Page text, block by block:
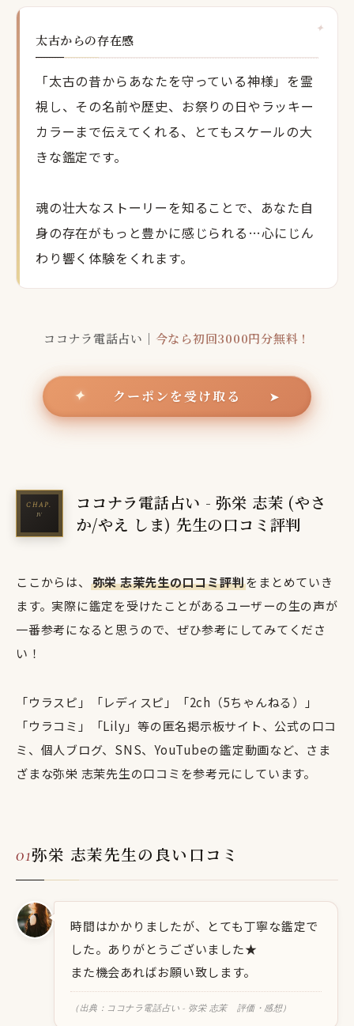
太古からの存在感
「太古の昔からあなたを守っている神様」を霊
視し、その名前や歴史、お祭りの日やラッキー
カラーまで伝えてくれる、とてもスケールの大
きな鑑定です。
魂の壮大なストーリーを知ることで、あなた自
身の存在がもっと豊かに感じられる…心にじん
わり響く体験をくれます。
ココナラ電話占い｜ 今なら初回3000円分無料！
✦ クーポンを受け取る ➤
ココナラ電話占い - 弥栄 志茉 (やさ
か/やえ しま) 先生の口コミ評判
ここからは、 弥栄 志茉先生の口コミ評判をまとめていき
ます。実際に鑑定を受けたことがあるユーザーの生の声が
一番参考になると思うので、ぜひ参考にしてみてくださ
い！
「ウラスピ」「レディスピ」「2ch（5ちゃんねる）」
「ウラコミ」「Lily」等の匿名掲示板サイト、公式の口コ
ミ、個人ブログ、SNS、YouTubeの鑑定動画など、さま
ざまな弥栄 志茉先生の口コミを参考元にしています。
弥栄 志茉先生の良い口コミ
時間はかかりましたが、とても丁寧な鑑定で
した。ありがとうございました★
また機会あればお願い致します。
（出典：ココナラ電話占い - 弥栄 志茉 評価・感想）